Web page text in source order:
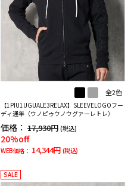
全2色
【1PIU1UGUALE3RELAX】SLEEVELOGOフー
ディ通年（ウノピゥウノウグァーレトレ）
価格： 17,930円 (税込)
20%off
WEB価格： 14,344円 (税込)
SALE